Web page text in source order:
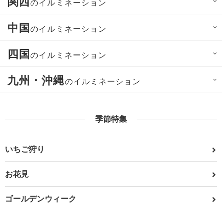
のイルミネーション
中国のイルミネーション
四国のイルミネーション
九州・沖縄のイルミネーション
季節特集
いちご狩り
お花見
ゴールデンウィーク